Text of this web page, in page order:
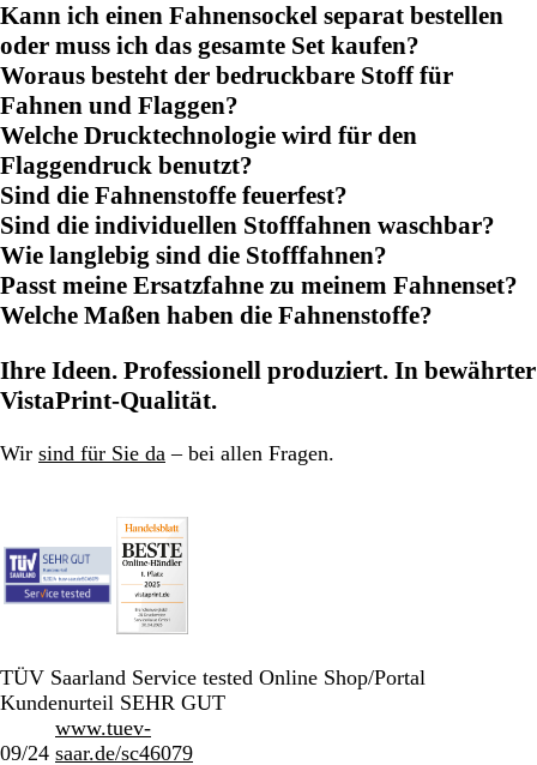
Kann ich einen Fahnensockel separat bestellen
oder muss ich das gesamte Set kaufen?
Woraus besteht der bedruckbare Stoff für
Fahnen und Flaggen?
Welche Drucktechnologie wird für den
Flaggendruck benutzt?
Sind die Fahnenstoffe feuerfest?
Sind die individuellen Stofffahnen waschbar?
Wie langlebig sind die Stofffahnen?
Passt meine Ersatzfahne zu meinem Fahnenset?
Welche Maßen haben die Fahnenstoffe?
Ihre Ideen. Professionell produziert. In bewährter
VistaPrint-Qualität.
Wir sind für Sie da – bei allen Fragen.
TÜV Saarland Service tested Online Shop/Portal
Kundenurteil SEHR GUT
09/24
www.tuev-
saar.de/sc46079